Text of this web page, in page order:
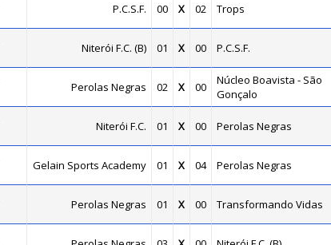
P.C.S.F. 00 X 02 Trops
Niterói F.C. (B) 01 X 00 P.C.S.F.
Perolas Negras 02 X 00
Núcleo Boavista - São
Gonçalo
Niterói F.C. 01 X 00 Perolas Negras
Gelain Sports Academy 01 X 04 Perolas Negras
Perolas Negras 01 X 00 Transformando Vidas